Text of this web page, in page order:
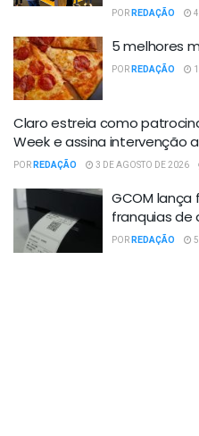
PORREDAÇÃO
5 melhores
PORREDAÇÃO
Claro estreia como
Week e assina intervenção
PORREDAÇÃO 3 DE AGOSTO DE 2026
GCOM
franquias de
PORREDAÇÃO